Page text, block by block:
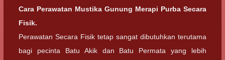
Cara Perawatan Mustika Gunung Merapi Purba Secara
Fisik.
Perawatan Secara Fisik tetap sangat dibutuhkan terutama
bagi pecinta Batu Akik dan Batu Permata yang lebih